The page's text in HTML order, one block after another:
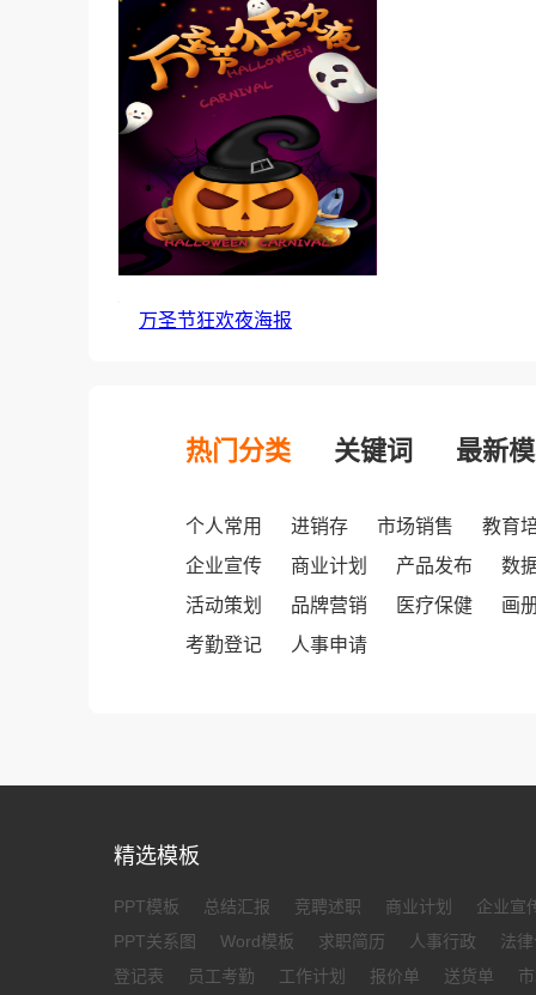
万圣节狂欢夜海报
热门分类 关键词 最新
个人常用 进销存 市场销售
教育
企业宣传
商业计划 产品发布
数
活动策划
品牌营销 医疗保健
画
考勤登记
人事申请
精选模板
PPT模板 总结汇报 竞聘述职 商业计划
企业宣
PPT关系图
Word模板 求职简历 人事行政
法
登记表
员工考勤 工作计划 报价单 送货单